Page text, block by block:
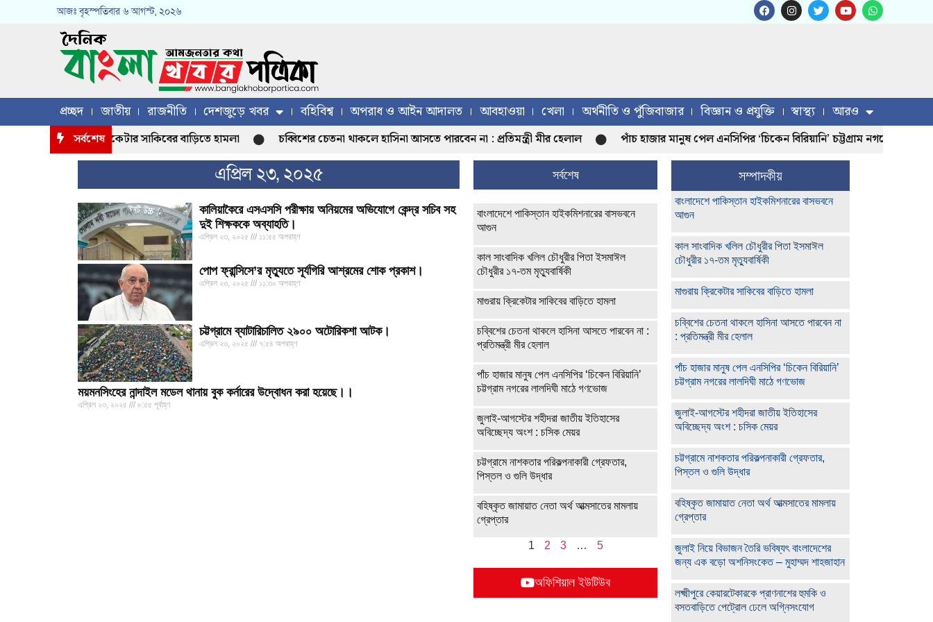
আজঃবৃহস্পতিবার ৬ আগস্ট, ২০২৬
প্রচ্ছদ জাতীয় রাজনীতি দেশজুড়ে খবর বহিবিশ্ব অপরাধ ও আইন আদালত আবহাওয়া খেলা অর্থনীতি ও পুঁজিবাজার বিজ্ঞান ও প্রযুক্তি স্বাস্থ্য আরও
সর্বশেষ
মাগুরায় ক্রিকেটার সাকিবের বাড়িতে হামলা চব্বিশের চেতনা থাকলে হাসিনা আসতে পারবেন না : প্রতিমন্ত্রী মীর হেলাল পাঁচ হাজার মানুষ পেল এনসিপির ‘চিকেন বিরিয়ানি’ চট্টগ্রাম নগরের
এপ্রিল ২৩, ২০২৫
কালিয়াকৈরে এসএসসি পরীক্ষায় অনিয়মের অভিযোগে কেন্দ্র সচিব সহ
দুই শিক্ষককে অব্যাহতি।
এপ্রিল ২৩, ২০২৫ ১১:৫৫ অপরাহ্ণ
পোপ ফ্রান্সিসে’র মৃত্যুতে সূর্যগিরি আশ্রমের শোক প্রকাশ।
এপ্রিল ২৩, ২০২৫ ১১:৩০ অপরাহ্ণ
চট্টগ্রামে ব্যাটারিচালিত ২৯০০ অটোরিকশা আটক।
এপ্রিল ২৩, ২০২৫ ৭:৫৪ অপরাহ্ণ
ময়মনসিংহের নান্দাইল মডেল থানায় বুক কর্নারের উদ্বোধন করা হয়েছে।।
এপ্রিল ২৩, ২০২৫ ৮:৫৫ পূর্বাহ্ণ
সর্বশেষ
বাংলাদেশে পাকিস্তান হাইকমিশনারের বাসভবনে
আগুন
কাল সাংবাদিক খলিল চৌধুরীর পিতা ইসমাঈল
চৌধুরীর ১৭-তম মৃত্যুবার্ষিকী
মাগুরায় ক্রিকেটার সাকিবের বাড়িতে হামলা
চব্বিশের চেতনা থাকলে হাসিনা আসতে পারবেন না :
প্রতিমন্ত্রী মীর হেলাল
পাঁচ হাজার মানুষ পেল এনসিপির ‘চিকেন বিরিয়ানি’
চট্টগ্রাম নগরের লালদিঘী মাঠে গণভোজ
জুলাই-আগস্টের শহীদরা জাতীয় ইতিহাসের
অবিচ্ছেদ্য অংশ : চসিক মেয়র
চট্টগ্রামে নাশকতার পরিকল্পনাকারী গ্রেফতার,
পিস্তল ও গুলি উদ্ধার
বহিষ্কৃত জামায়াত নেতা অর্থ আত্মসাতের মামলায়
গ্রেপ্তার
1 2 3 … 5
অফিশিয়াল ইউটিউব
সম্পাদকীয়
বাংলাদেশে পাকিস্তান হাইকমিশনারের বাসভবনে
আগুন
কাল সাংবাদিক খলিল চৌধুরীর পিতা ইসমাঈল
চৌধুরীর ১৭-তম মৃত্যুবার্ষিকী
মাগুরায় ক্রিকেটার সাকিবের বাড়িতে হামলা
চব্বিশের চেতনা থাকলে হাসিনা আসতে পারবেন না
: প্রতিমন্ত্রী মীর হেলাল
পাঁচ হাজার মানুষ পেল এনসিপির ‘চিকেন বিরিয়ানি’
চট্টগ্রাম নগরের লালদিঘী মাঠে গণভোজ
জুলাই-আগস্টের শহীদরা জাতীয় ইতিহাসের
অবিচ্ছেদ্য অংশ : চসিক মেয়র
চট্টগ্রামে নাশকতার পরিকল্পনাকারী গ্রেফতার,
পিস্তল ও গুলি উদ্ধার
বহিষ্কৃত জামায়াত নেতা অর্থ আত্মসাতের মামলায়
গ্রেপ্তার
জুলাই নিয়ে বিভাজন তৈরি ভবিষ্যৎ বাংলাদেশের
জন্য এক বড়ো অশনিসংকেত – মুহাম্মদ শাহজাহান
লক্ষ্মীপুরে কেয়ারটেকারকে প্রাণনাশের হুমকি ও
বসতবাড়িতে পেট্রোল ঢেলে অগ্নিসংযোগ